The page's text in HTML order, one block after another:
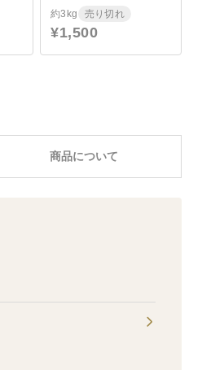
約3kg 売り切れ
¥1,500
商品について